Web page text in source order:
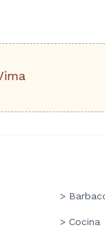
>
> Cocina